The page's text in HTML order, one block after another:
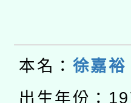
本校115
第3次招
本校
本名： 徐嘉裕
出生年份：